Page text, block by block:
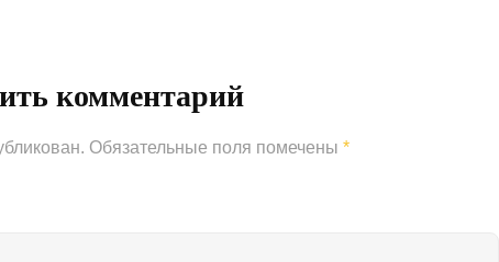
комментарий
Обязательные поля помечены *